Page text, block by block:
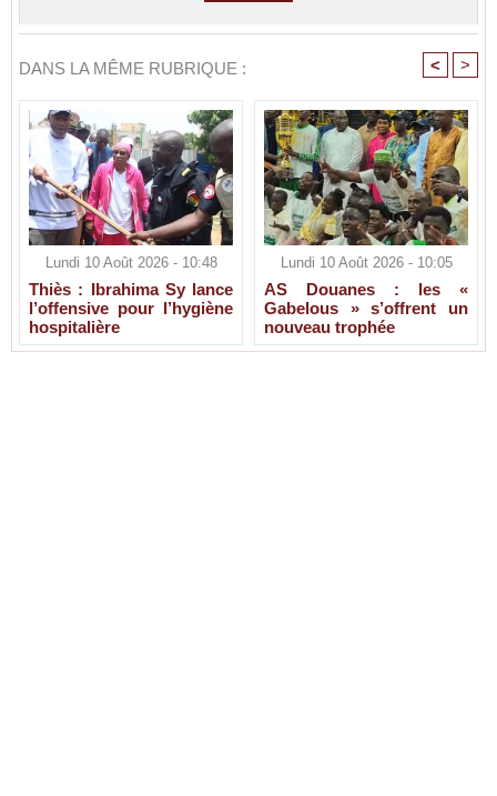
DANS LA MÊME RUBRIQUE : < >
Lundi 10 Août 2026 - 10:48
Thiès : Ibrahima Sy lance
l’offensive pour l’hygiène
hospitalière
Lundi 10 Août 2026 - 10:05
AS Douanes : les «
Gabelous » s’offrent un
nouveau trophée